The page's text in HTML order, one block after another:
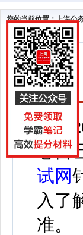
您的当前位置：上海公
心自
试网
入了
准。